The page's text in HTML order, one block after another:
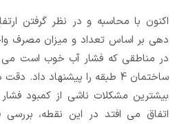
اکنون با محاسبه و در نظر گرفتن
دهی بر اساس تعداد و میزان مصرف
در مناطقی که فشار آب خوب است می
ساختمان 4 طبقه را پیشنهاد
بیشترین مشکلات ناشی از کمبود
اتفاق می افتد در این نقطه، بررسی